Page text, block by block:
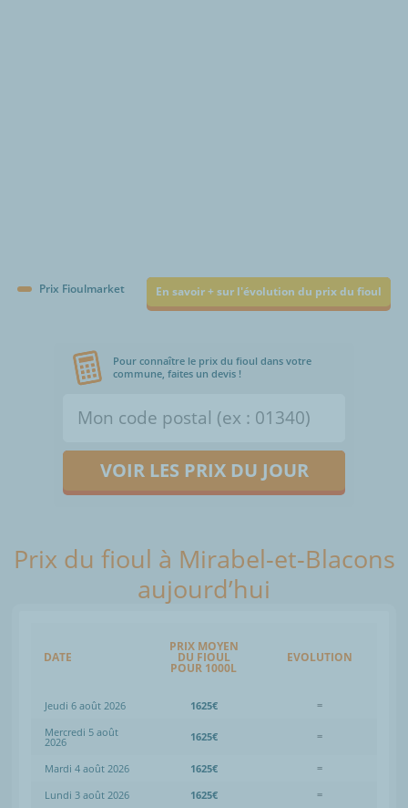
Prix Fioulmarket En savoir + sur l'évolution du prix du fioul
Pour connaître le prix du fioul dans votre
commune, faites un devis !
VOIR LES PRIX DU JOUR
Prix du fioul à Mirabel-et-Blacons
aujourd’hui
DATE
PRIX MOYEN
DU FIOUL
POUR 1000L
EVOLUTION
Jeudi 6 août 2026 1625€
=
Mercredi 5 août
2026 1625€ =
Mardi 4 août 2026 1625€
=
Lundi 3 août 2026
1625€
=